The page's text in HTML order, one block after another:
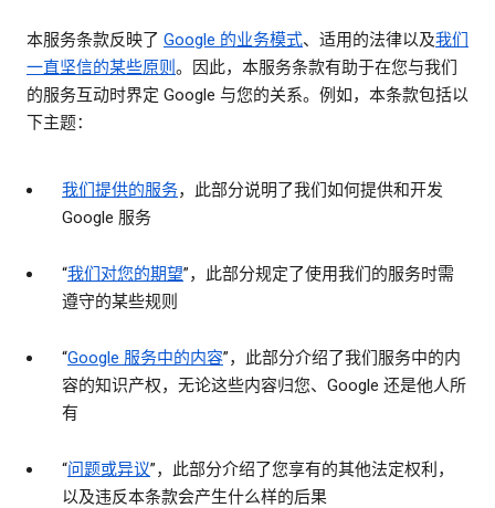
本服务条款反映了 Google 的业务模式、适用的法律以及我们
一直坚信的某些原则 。因此，本服务条款有助于在您与我们
的服务互动时界定 Google 与您的关系。例如，本条款包括以
下主题：
我们提供的服务，此部分说明了我们如何提供和开发
Google 服务
“我们对您的期望”，此部分规定了使用我们的服务时需
遵守的某些规则
“Google 服务中的内容”，此部分介绍了我们服务中的内
容的知识产权，无论这些内容归您、Google 还是他人所
有
“问题或异议”，此部分介绍了您享有的其他法定权利，
以及违反本条款会产生什么样的后果